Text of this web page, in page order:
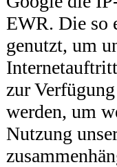
EWR. Die so
genutzt, um
zur
werden, um
Nutzung